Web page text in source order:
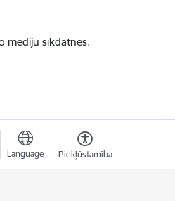
mediju sīkdatnes.
Language Piekļūstamība